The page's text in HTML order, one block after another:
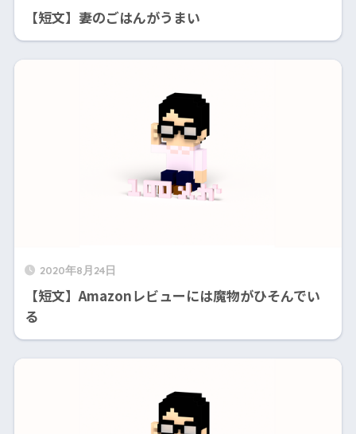
【短文】妻のごはんがうまい
2020年8月24日
【短文】Amazonレビューには魔物がひそんでい
る